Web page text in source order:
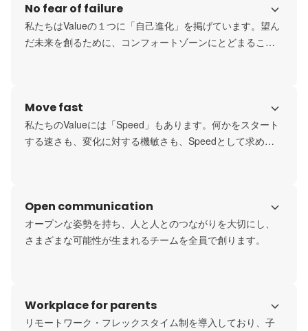
No fear of failure
私たちはValueの１つに「自己進化」を掲げています。望ん
だ未来を創るために、コンフォートゾーンにとどまること
Move fast
私たちのValueには「Speed」もあります。何かをスタート
する速さも、変化に対する機敏さも、Speedとして求めら
Open communication
オープンな姿勢を持ち、人と人とのつながりを大切にし、
さまざまな可能性が生まれるチームを全員で創ります。
Workplace for parents
リモートワーク・フレックスタイム制を導入しており、子